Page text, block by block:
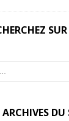
ARCHIVES DU